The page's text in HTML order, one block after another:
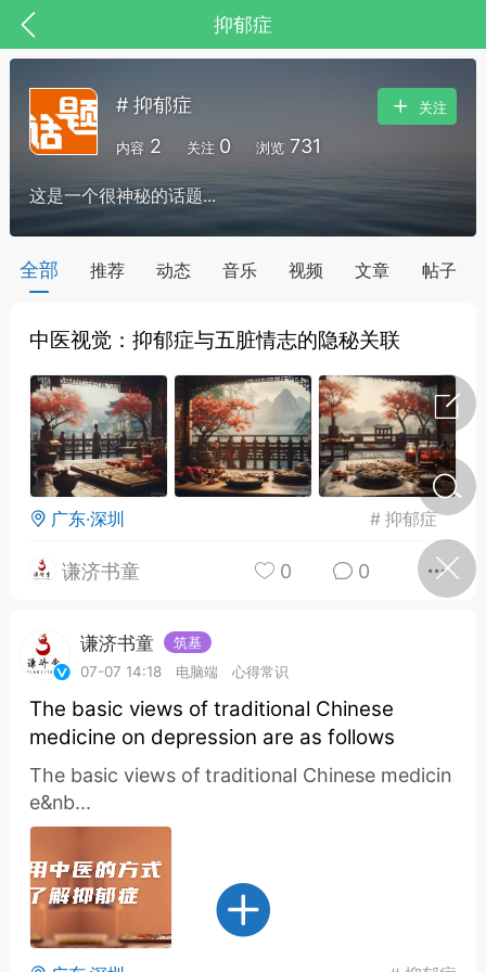
抑郁症
，华夏中医人：家门口的中医人！
节气气象
节返乡期间“闪
问答
如何购买【理肺清瘟膏】
【养正护络膏】？
小海（HAi） 2
通：内经视角
养要义
0
女子五七，阳明脉衰：女性
养颜首重阳明胃经
# 抑郁症
内容 2 关注 0 浏览 731
关注
这是一个很神秘的话题...
全部 推荐 动态 音乐 视频 文章 帖子
中医视觉：抑郁症与五脏情志的隐秘关联
广东·深圳 #抑郁症
谦济书童 0 0
谦济书童
筑基
07-07 14:18
电脑端 心得常识
​The basic views of traditional Chinese
medicine on depression are as follows
The basic views of traditional Chinese medicin
e&nb...